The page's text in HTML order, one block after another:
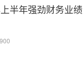
半年强劲财务业绩